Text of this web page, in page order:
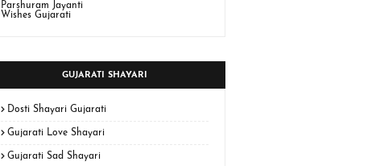
Parshuram Jayanti
Wishes Gujarati
GUJARATI SHAYARI
Dosti Shayari Gujarati
Gujarati Love Shayari
Gujarati Sad Shayari